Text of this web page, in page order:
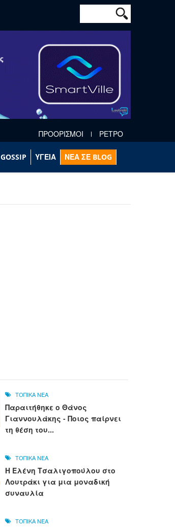
Φόρμα
Αναζήτηση
ΠΡΟΟΡΙΣΜΟΙ ΡΕΤΡΟ
GOSSIP ΥΓΕΙΑ ΝΕΑ ΣΕ BLOG
ΤΟΠΙΚΑ ΝΕΑ
Παραιτήθηκε ο Θάνος
Γιαννουλάκης - Ποιος παίρνει
τη θέση του...
ΤΟΠΙΚΑ ΝΕΑ
Η Ελένη Τσαλιγοπούλου στο
Λουτράκι για μια μοναδική
συναυλία
ΤΟΠΙΚΑ ΝΕΑ